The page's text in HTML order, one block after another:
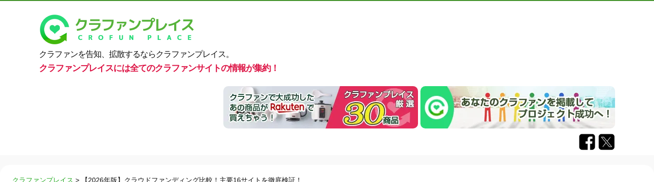
クラファンを告知、拡散するならクラファンプレイス。
クラファンプレイスには全てのクラファンサイトの情報が集約！
クラファンプレイス > 【2026年版】クラウドファンディング比較！主要16サイトを徹底検証！